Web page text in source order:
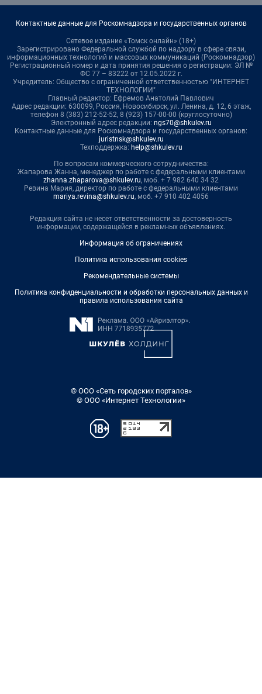
Контактные данные для Роскомнадзора и государственных органов
Сетевое издание «Томск онлайн» (18+)
Зарегистрировано Федеральной службой по надзору в сфере связи,
информационных технологий и массовых коммуникаций (Роскомнадзор)
Регистрационный номер и дата принятия решения о регистрации: ЭЛ №
ФС 77 – 83222 от 12.05.2022 г.
Учредитель: Общество с ограниченной ответственностью "ИНТЕРНЕТ
ТЕХНОЛОГИИ"
Главный редактор: Ефремов Анатолий Павлович
Адрес редакции: 630099, Россия, Новосибирск, ул. Ленина, д. 12, 6 этаж,
телефон 8 (383) 212-52-52, 8 (923) 157-00-00 (круглосуточно)
Электронный адрес редакции: ngs70@shkulev.ru
Контактные данные для Роскомнадзора и государственных органов:
juristnsk@shkulev.ru
Техподдержка: help@shkulev.ru
По вопросам коммерческого сотрудничества:
Жапарова Жанна, менеджер по работе с федеральными клиентами
zhanna.zhaparova@shkulev.ru, моб. + 7 982 640 34 32
Ревина Мария, директор по работе с федеральными клиентами
mariya.revina@shkulev.ru, моб. +7 910 402 4056
Редакция сайта не несет ответственности за достоверность
информации, содержащейся в рекламных объявлениях.
Информация об ограничениях
Политика использования cookies
Рекомендательные системы
Политика конфиденциальности и обработки персональных данных и
правила использования сайта
© ООО «Сеть городских порталов»
© ООО «Интернет Технологии»